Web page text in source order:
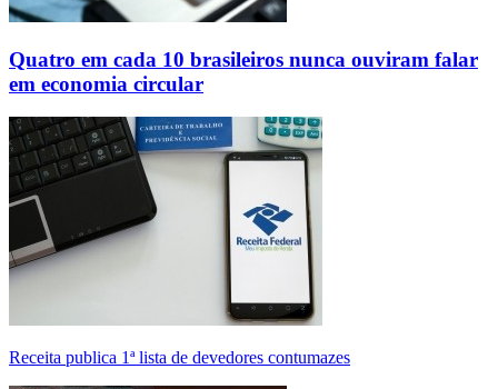
Quatro em cada 10 brasileiros nunca ouviram falar
em economia circular
Receita publica 1ª lista de devedores contumazes